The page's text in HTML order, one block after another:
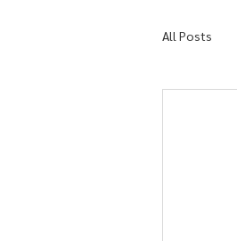
All Posts